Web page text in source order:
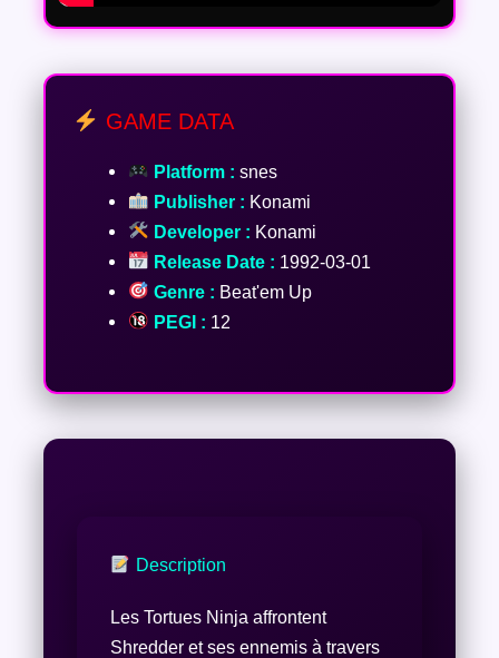
GAME DATA
Platform : snes
Publisher : Konami
Developer : Konami
Release Date : 1992-03-01
Genre : Beat'em Up
PEGI : 12
Description
Les Tortues Ninja affrontent
Shredder et ses ennemis à travers